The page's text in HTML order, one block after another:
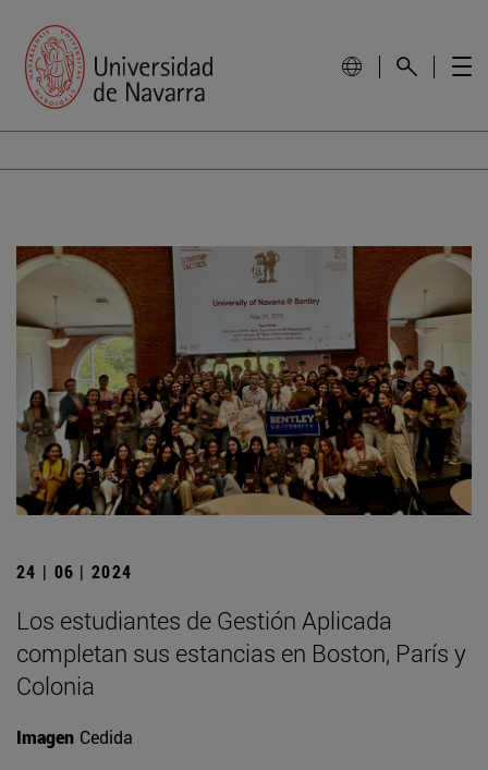
24 | 06 | 2024
Los estudiantes de Gestión Aplicada
completan sus estancias en Boston, París y
Colonia
Imagen Cedida